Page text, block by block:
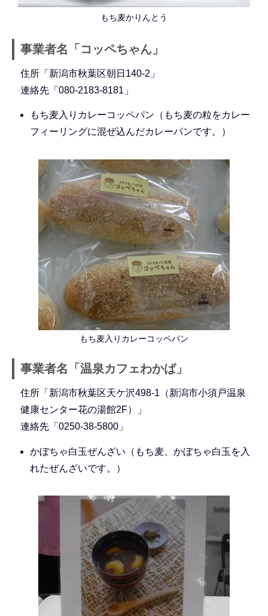
もち麦かりんとう
事業者名「コッペちゃん」
住所「新潟市秋葉区朝日140-2」
連絡先「080-2183-8181」
もち麦入りカレーコッペパン（もち麦の粒をカレー
フィーリングに混ぜ込んだカレーパンです。）
もち麦入りカレーコッペパン
事業者名「温泉カフェわかば」
住所「新潟市秋葉区天ケ沢498-1（新潟市小須戸温泉
健康センター花の湯館2F）」
連絡先「0250-38-5800」
かぼちゃ白玉ぜんざい（もち麦、かぼちゃ白玉を入
れたぜんざいです。）